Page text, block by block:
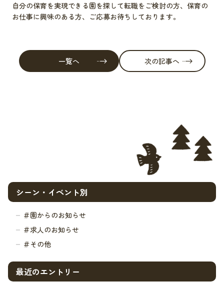
自分の保育を実現できる園を探して転職をご検討の方、保育の
お仕事に興味のある方、ご応募お待ちしております。
一覧へ 次の記事へ
シーン・イベント別
＃園からのお知らせ
＃求人のお知らせ
＃その他
最近のエントリー